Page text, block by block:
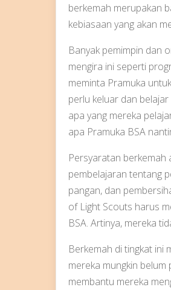
berkemah merupakan
kebiasaan yang akan
Banyak pemimpin dan
mengira ini seperti
meminta Pramuka
perlu keluar dan
apa yang mereka
apa Pramuka BSA
Persyaratan berkemah
pembelajaran tentang
pangan, dan
of Light Scouts harus
BSA. Artinya, mereka
Berkemah di tingkat ini
mereka mungkin
membantu mereka